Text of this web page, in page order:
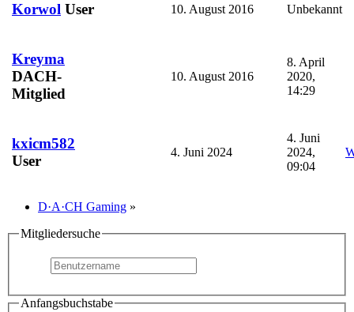
Korwol User 10. August 2016 Unbekannt
Kreyma
DACH-
Mitglied
10. August 2016
8. April
2020,
14:29
kxicm582
User
4. Juni 2024
4. Juni
2024,
09:04
D·A·CH Gaming »
Mitgliedersuche
Anfangsbuchstabe